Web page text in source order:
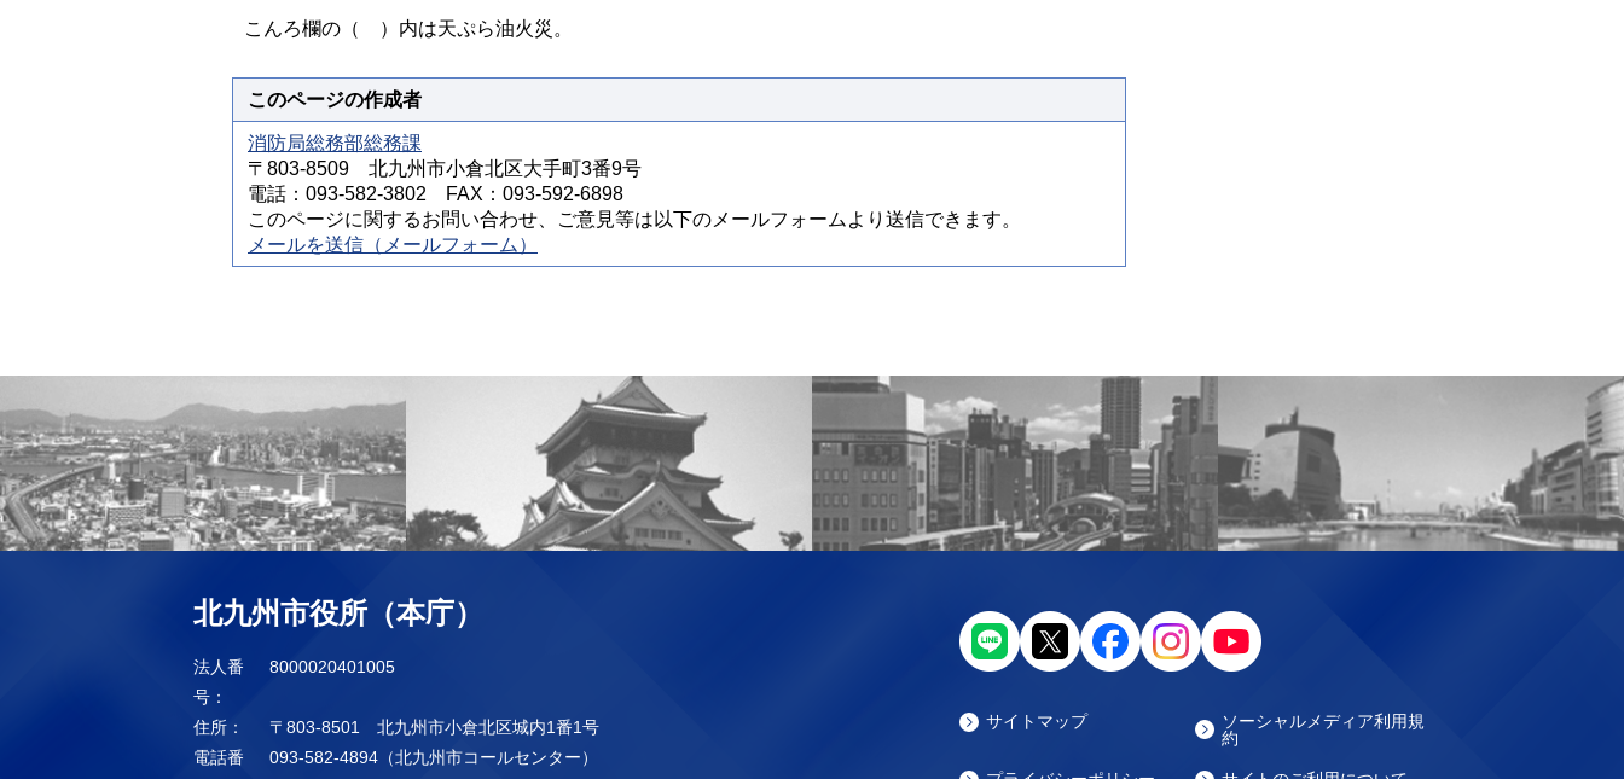
こんろ欄の（ ）内は天ぷら油火災。
このページの作成者
消防局総務部総務課
〒803-8509 北九州市小倉北区大手町3番9号
電話：093-582-3802 FAX：093-592-6898
このページに関するお問い合わせ、ご意見等は以下のメールフォームより送信できます。
メールを送信（メールフォーム）
北九州市役所（本庁）
法人番
号：
8000020401005
住所：
〒803-8501 北九州市小倉北区城内1番1号
電話番
093-582-4894（北九州市コールセンター）
サイトマップ
ソーシャルメディア利用規
約